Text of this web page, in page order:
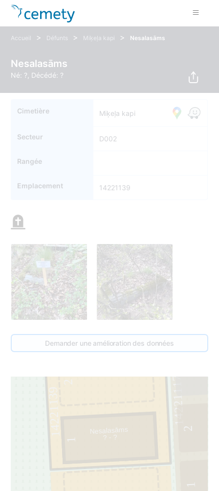
Accueil > Défunts > Miķeļa kapi > Nesalasāms
Nesalasāms
Né: ?, Décédé: ?
Cimetière Miķeļa kapi
Secteur D002
Rangée
Emplacement 14221139
Demander une amélioration des données
14221117
14221139
1
2
1
2
Nesalasāms
? - ?